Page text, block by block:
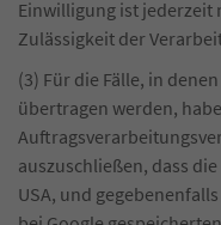
Einwilligung ist jederzeit
Zulässigkeit der
(3) Für die Fälle, in
übertragen werden,
auszuschließen, dass
USA, und